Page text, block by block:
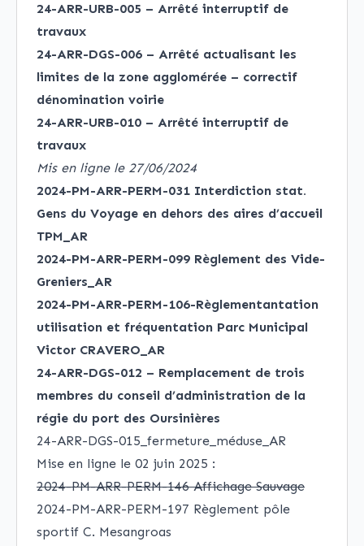
24-ARR-URB-005 – Arrêté interruptif de
travaux
24-ARR-DGS-006 – Arrêté actualisant les
limites de la zone agglomérée – correctif
dénomination voirie
24-ARR-URB-010 – Arrêté interruptif de
travaux
Mis en ligne le 27/06/2024
2024-PM-ARR-PERM-031 Interdiction stat.
Gens du Voyage en dehors des aires d’accueil
TPM_AR
2024-PM-ARR-PERM-099 Règlement des Vide-
Greniers_AR
2024-PM-ARR-PERM-106-Règlementantation
utilisation et fréquentation Parc Municipal
Victor CRAVERO_AR
24-ARR-DGS-012 – Remplacement de trois
membres du conseil d’administration de la
régie du port des Oursinières
24-ARR-DGS-015_fermeture_méduse_AR
Mise en ligne le 02 juin 2025 :
2024-PM-ARR-PERM-146 Affichage Sauvage
2024-PM-ARR-PERM-197 Règlement pôle
sportif C. Mesangroas